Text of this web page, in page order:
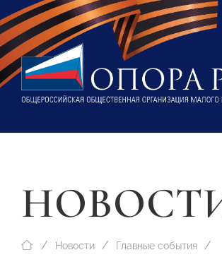
Новости Главные события